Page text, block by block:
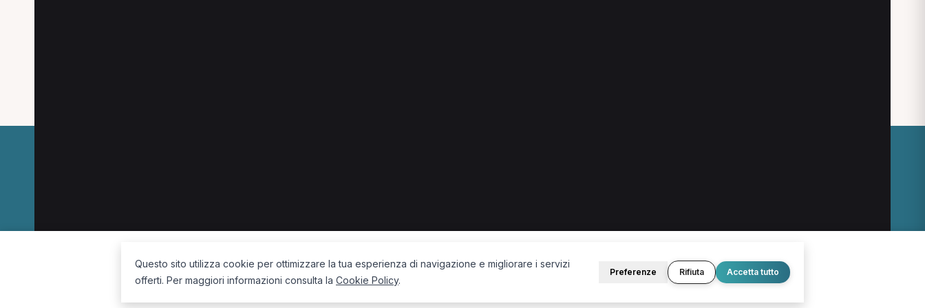
Questo sito utilizza cookie per ottimizzare la tua esperienza di navigazione e migliorare i servizi
offerti. Per maggiori informazioni consulta la Cookie Policy.
Preferenze Rifiuta Accetta tutto